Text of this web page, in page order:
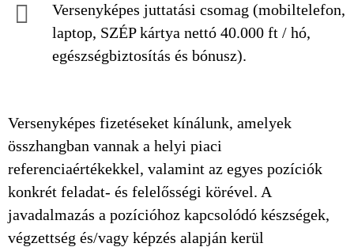
Versenyképes juttatási csomag (mobiltelefon,
laptop, SZÉP kártya nettó 40.000 ft / hó,
egészségbiztosítás és bónusz).
Versenyképes fizetéseket kínálunk, amelyek
összhangban vannak a helyi piaci
referenciaértékekkel, valamint az egyes pozíciók
konkrét feladat- és felelősségi körével. A
javadalmazás a pozícióhoz kapcsolódó készségek,
végzettség és/vagy képzés alapján kerül